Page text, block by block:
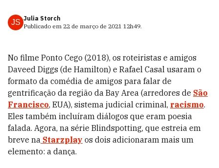
JS Julia Storch
Publicado em 22 de março de 2021 12h49.
No filme Ponto Cego (2018), os roteiristas e amigos
Daveed Diggs (de Hamilton) e Rafael Casal usaram o
formato da comédia de amigos para falar de
gentrificação da região da Bay Area (arredores de São
Francisco, EUA), sistema judicial criminal, racismo.
Eles também incluíram diálogos que eram poesia
falada. Agora, na série Blindspotting, que estreia em
breve na Starzplay os dois adicionaram mais um
elemento: a dança.